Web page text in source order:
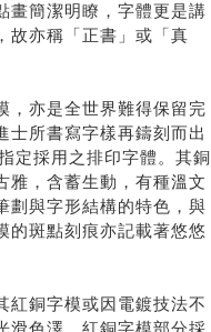
畫簡潔明瞭，字體更是講
故亦稱「正書」或「真
，亦是全世界難得保留完
士所書寫字樣再鑄刻而出
定採用之排印字體。其銅
雅，含蓄生動，有種溫文
劃與字形結構的特色，與
的斑點刻痕亦記載著悠悠
紅銅字模或因電鍍技法不
滑色澤，紅銅字模部分採